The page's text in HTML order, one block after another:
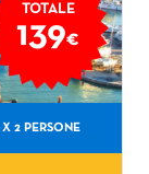
TOTALE
139€
X 2 PERSONE